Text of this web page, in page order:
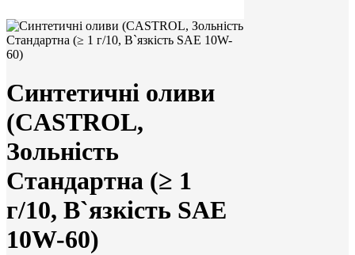
Синтетичні оливи
(CASTROL,
Зольність
Стандартна (≥ 1
г/10, В`язкість SAE
10W-60)